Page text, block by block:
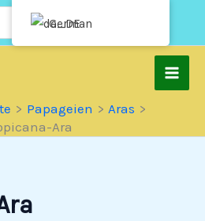
Papageien
Aras
Ara
German